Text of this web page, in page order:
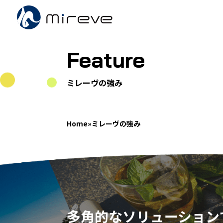
Feature
ミレーヴの強み
Home»ミレーヴの強み
多角的なソリューショ